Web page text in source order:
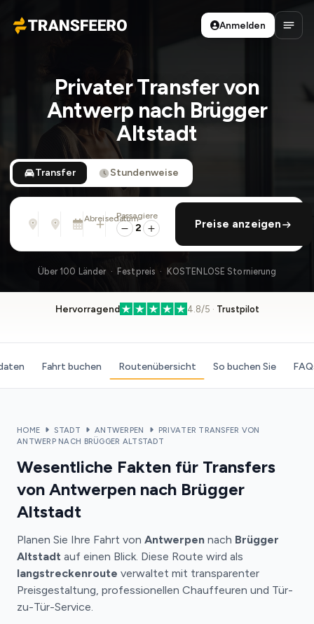
Transfeero
Anmelden
Privater Transfer von
Antwerp nach Brügger
Altstadt
Transfer Stundenweise
Von
Adresse, Flughafen, Hotel, ...
Nach
Adresse, Flughafen, Hotel, ...
Abreisedatum
Sa., 8. Aug. · 01:45 PM
rückfahrt hinzufügen
Passagiere
2 Preise anzeigen
Über 100 Länder · Festpreis · KOSTENLOSE Stornierung
Hervorragend 4.8/5 · Trustpilot
Fahrt buchen Routenübersicht So buchen Sie
HOME STADT ANTWERPEN
PRIVATER TRANSFER VON
ANTWERP NACH BRÜGGER ALTSTADT
Wesentliche Fakten für Transfers
von Antwerpen nach Brügger
Altstadt
Planen Sie Ihre Fahrt von Antwerpen nach Brügger
Altstadt auf einen Blick. Diese Route wird als
langstreckenroute verwaltet mit transparenter
Preisgestaltung, professionellen Chauffeuren und Tür-
zu-Tür-Service.